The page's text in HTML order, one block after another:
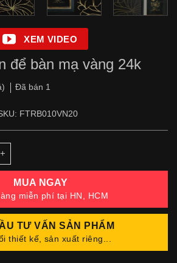
XEM VIDEO
để bàn mạ vàng 24k
Đã bán 1
FTRB010VN20
MUA NGAY
miễn phí tại HN, HCM
TƯ VẤN SẢN PHẨM
thiết kế, sản xuất riêng...